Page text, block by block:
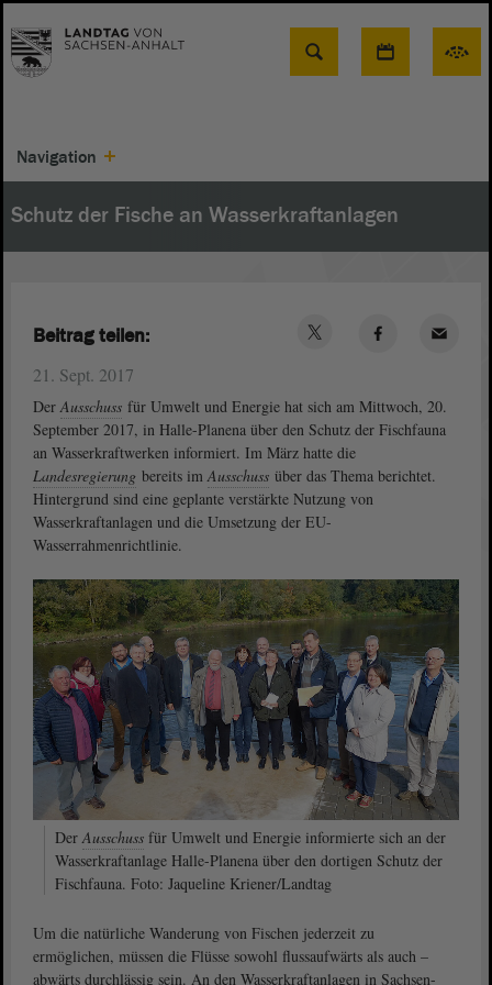
Suche
Navigation
Schutz der Fische an Wasserkraftanlagen
21. Sept. 2017
DerAusschuss für Umwelt und Energie hat sich am Mittwoch, 20.
September 2017, in Halle-Planena über den Schutz der Fischfauna
an Wasserkraftwerken informiert. Im März hatte die
Landesregierung bereits imAusschuss über das Thema berichtet.
Hintergrund sind eine geplante verstärkte Nutzung von
Wasserkraftanlagen und die Umsetzung der EU-
Wasserrahmenrichtlinie.
DerAusschuss für Umwelt und Energie informierte sich an der
Wasserkraftanlage Halle-Planena über den dortigen Schutz der
Fischfauna. Foto: Jaqueline Kriener/Landtag
Um die natürliche Wanderung von Fischen jederzeit zu
ermöglichen, müssen die Flüsse sowohl flussaufwärts als auch –
abwärts durchlässig sein. An den Wasserkraftanlagen in Sachsen-
Beitrag teilen: